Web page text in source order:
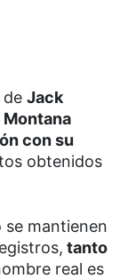
de Jack
Montana
con su
obtenidos
se mantienen
tanto
real es